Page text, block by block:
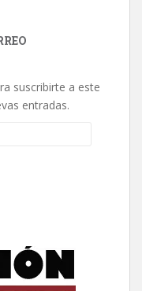
suscribirte a este
entradas.